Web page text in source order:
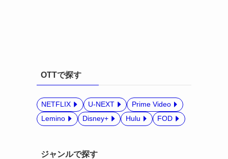
OTTで探す
NETFLIX U-NEXT
Prime Video
Lemino
Disney+ Hulu FOD
ジャンルで探す